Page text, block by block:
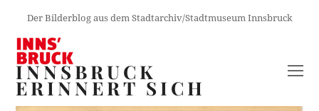
Der Bilderblog aus dem Stadtarchiv/Stadtmuseum Innsbruck
INNSBRUCK
ERINNERT SICH